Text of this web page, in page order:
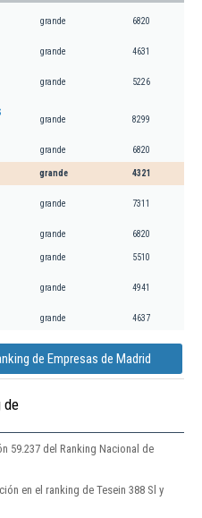
grande 6820
grande 4631
grande 5226
grande 8299
grande 6820
grande 4321
grande 7311
grande 6820
grande 5510
grande 4941
grande 4637
de Empresas de Madrid
de
59.237 del Ranking Nacional de
en el ranking de Tesein 388 Sl y